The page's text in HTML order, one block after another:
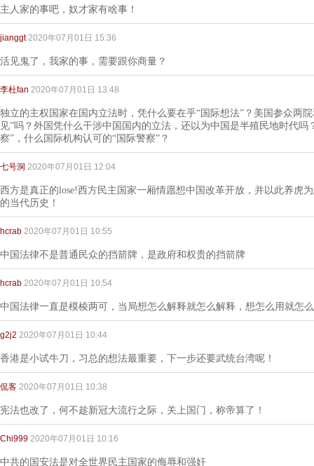
主人家的事吧，奴才家有啥事！
jianggt 2020年07月01日 15:36
活见鬼了，我家的事，需要跟你商量？
李杜fan 2020年07月01日 13:48
独立的主权国家在国内立法时，凭什么要在乎“国际想法”？美国参众两
见”吗？外国凭什么干涉中国国内的立法，还以为中国是半殖民地时代吗
察”，什么国际机构认可的“国际警察”？
七号洞 2020年07月01日 12:04
西方是真正的lose!西方民主国家一厢情愿想中国改革开放，并以此养虎
的当代历史！
hcrab 2020年07月01日 10:55
中国法律不是普通民众的挡箭牌，是政府和权贵的挡箭牌
hcrab 2020年07月01日 10:54
中国法律一直是模棱两可，当局想怎么解释就怎么解释，想怎么用就怎
g2j2 2020年07月01日 10:44
香港是小试牛刀，习总的想法最重要，下一步还要武统台湾呢！
侃客 2020年07月01日 10:38
宪法也改了，何不趁新冠大流行之际，关上国门，称帝算了！
Chi999 2020年07月01日 10:16
中共的国安法是对全世界民主国家的侮辱和强奸